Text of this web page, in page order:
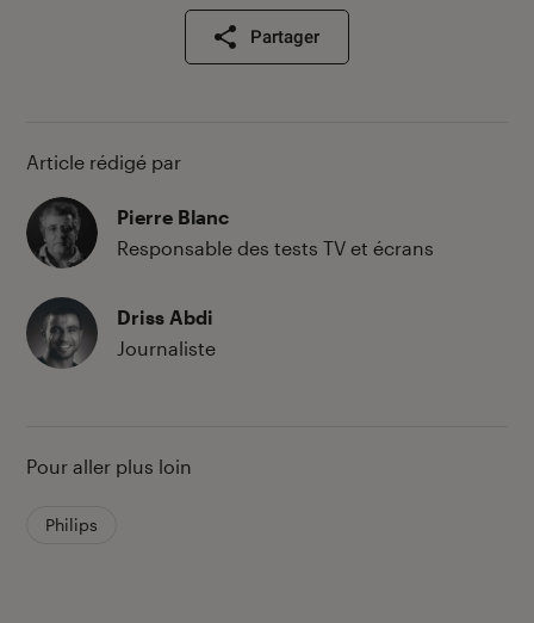
Partager
Article rédigé par
Pierre Blanc
Responsable des tests TV et écrans
Driss Abdi
Journaliste
Pour aller plus loin
Philips